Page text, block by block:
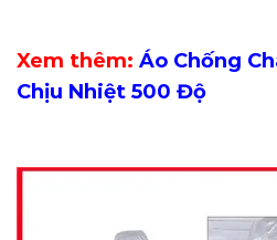
Xem thêm: Áo Chống
Chịu Nhiệt 500 Độ